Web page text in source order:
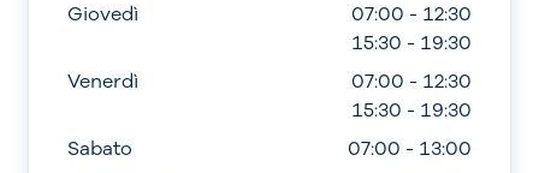
Giovedì
07:00 - 12:30
15:30 - 19:30
Venerdì
07:00 - 12:30
15:30 - 19:30
Sabato
07:00 - 13:00